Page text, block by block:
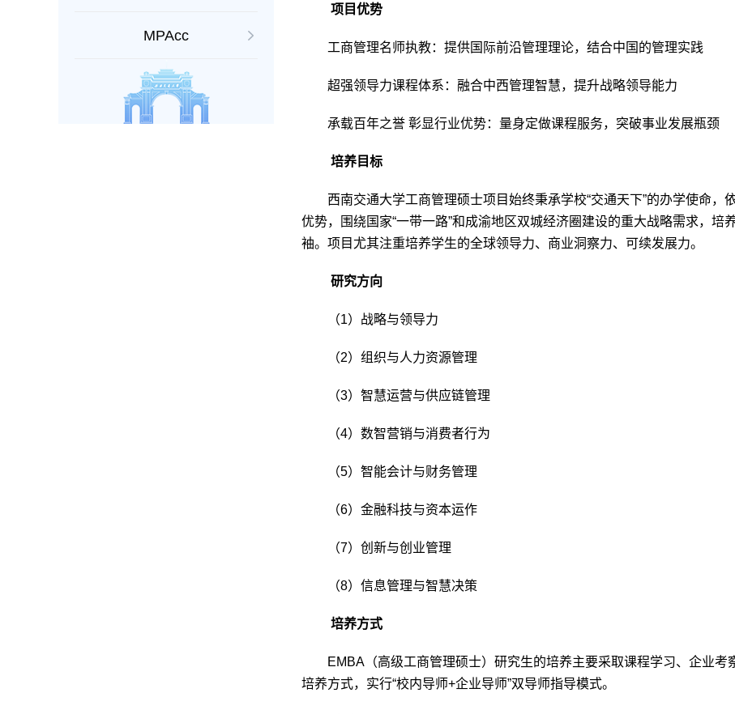
MPAcc
项目优势
工商管理名师执教：提供国际前沿管理理论，结合中国的管理实践
超强领导力课程体系：融合中西管理智慧，提升战略领导能力
承载百年之誉 彰显行业优势：量身定做课程服务，突破事业发展瓶颈
培养目标
西南交通大学工商管理硕士项目始终秉承学校“交通天下”的办学使命
优势，围绕国家“一带一路”和成渝地区双城经济圈建设的重大战略需求，
袖。 项目尤其注重培养学生的全球领导力、商业洞察力、可续发展力。
研究方向
（1）战略与领导力
（2）组织与人力资源管理
（3）智慧运营与供应链管理
（4）数智营销与消费者行为
（5）智能会计与财务管理
（6）金融科技与资本运作
（7）创新与创业管理
（8）信息管理与智慧决策
培养方式
EMBA （高级工商管理硕士）研究生的培养主要采取课程学习、企业
培养方式，实行“校内导师+企业导师”双导师指导模式。